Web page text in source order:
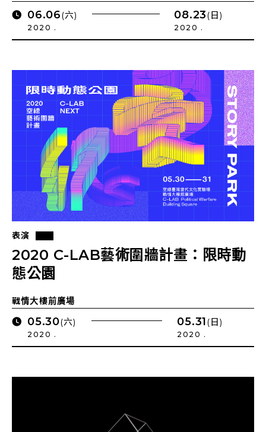
06.06(六)
2020 .
08.23(日)
2020 .
表演
2020 C-LAB藝術圍牆計畫：限時動
態公園
戰情大樓前廣場
05.30(六)
2020 .
05.31(日)
2020 .